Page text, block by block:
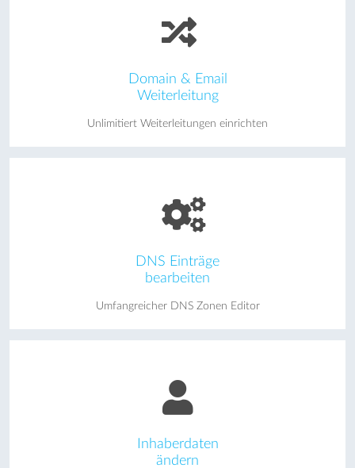
Domain & Email
Weiterleitung
Unlimitiert Weiterleitungen einrichten
DNS Einträge
bearbeiten
Umfangreicher DNS Zonen Editor
Inhaberdaten
ändern